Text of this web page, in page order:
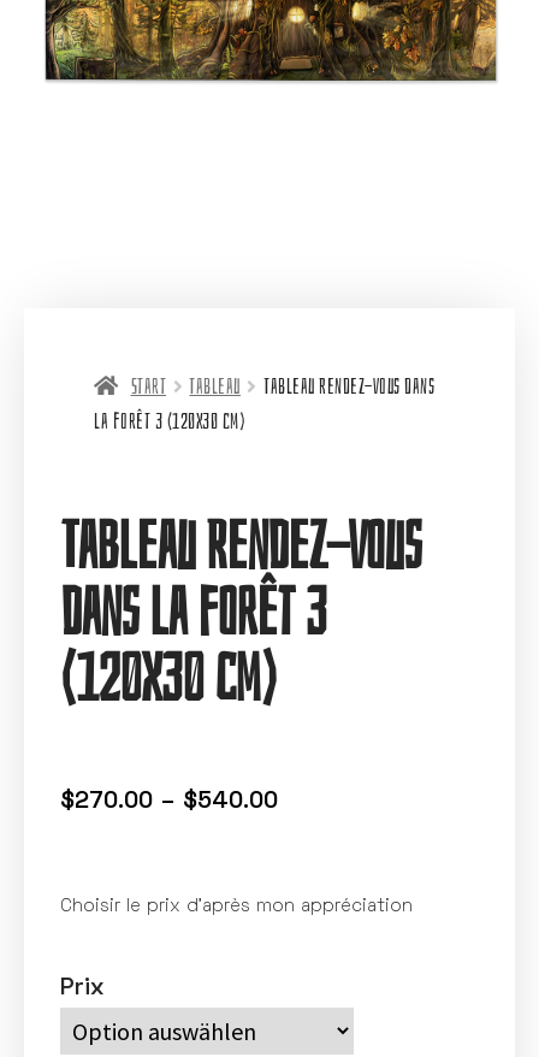
Start Tableau
Tableau Rendez-vous dans
la forêt 3 (120X30 cm)
Tableau Rendez-vous
dans la forêt 3
(120X30 cm)
$270.00 – $540.00
Choisir le prix d’après mon appréciation
Prix